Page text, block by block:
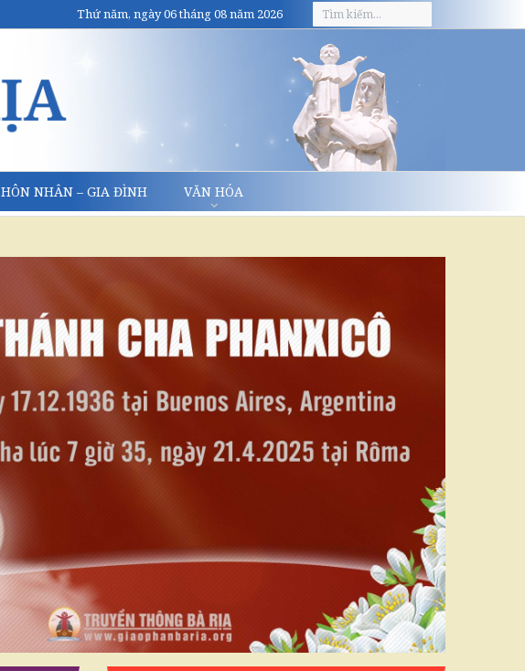
Thứ năm, ngày 06 tháng 08 năm 2026
HÔN NHÂN – GIA ĐÌNH VĂN HÓA